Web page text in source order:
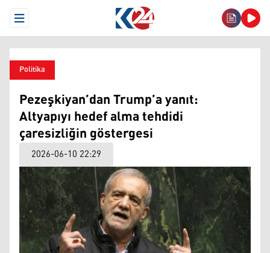
Open Menu
Politika
Pezeşkiyan’dan Trump’a yanıt:
Altyapıyı hedef alma tehdidi
çaresizliğin göstergesi
2026-06-10 22:29